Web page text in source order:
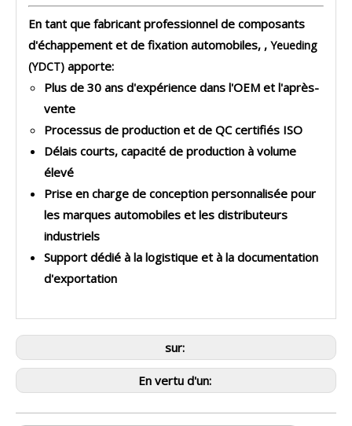
En tant que fabricant professionnel de composants
d'échappement et de fixation automobiles, , Yeueding
(YDCT) apporte:
Plus de 30 ans d'expérience dans l'OEM et l'après-
vente
Processus de production et de QC certifiés ISO
Délais courts, capacité de production à volume
élevé
Prise en charge de conception personnalisée pour
les marques automobiles et les distributeurs
industriels
Support dédié à la logistique et à la documentation
d'exportation
sur:
En vertu d'un: